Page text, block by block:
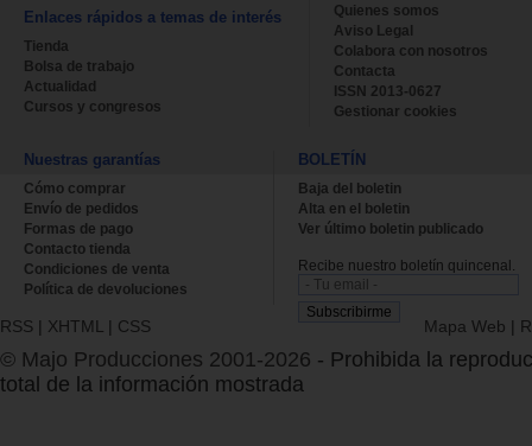
Enlaces rápidos a temas de interés
Tienda
Bolsa de trabajo
Actualidad
Cursos y congresos
Quienes somos
Aviso Legal
Colabora con nosotros
Contacta
ISSN 2013-0627
Gestionar cookies
Nuestras garantías
Cómo comprar
Envío de pedidos
Formas de pago
Contacto tienda
Condiciones de venta
Política de devoluciones
BOLETÍN
Baja del boletin
Alta en el boletin
Ver último boletin publicado
Recibe nuestro boletín quincenal.
RSS | XHTML | CSS Mapa Web |
© Majo Producciones 2001-2026 - Prohibida la
total de la información mostrada